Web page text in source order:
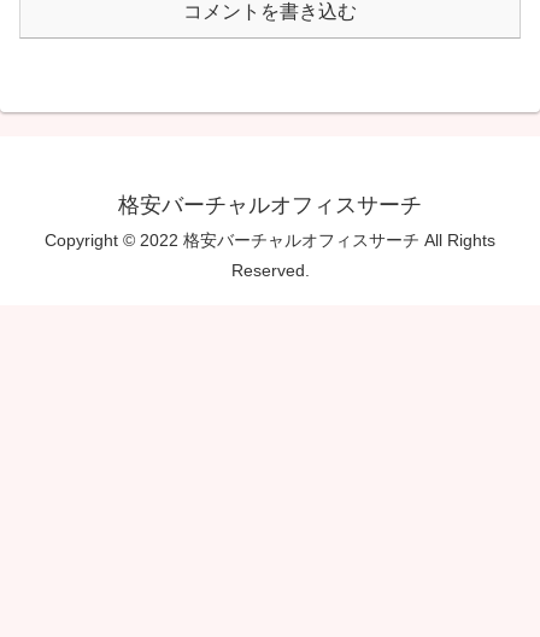
コメントを書き込む
格安バーチャルオフィスサーチ
Copyright © 2022 格安バーチャルオフィスサーチ All Rights
Reserved.